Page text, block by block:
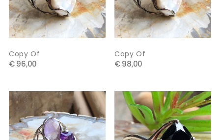
Copy Of
€ 96,00
Copy Of
€ 98,00